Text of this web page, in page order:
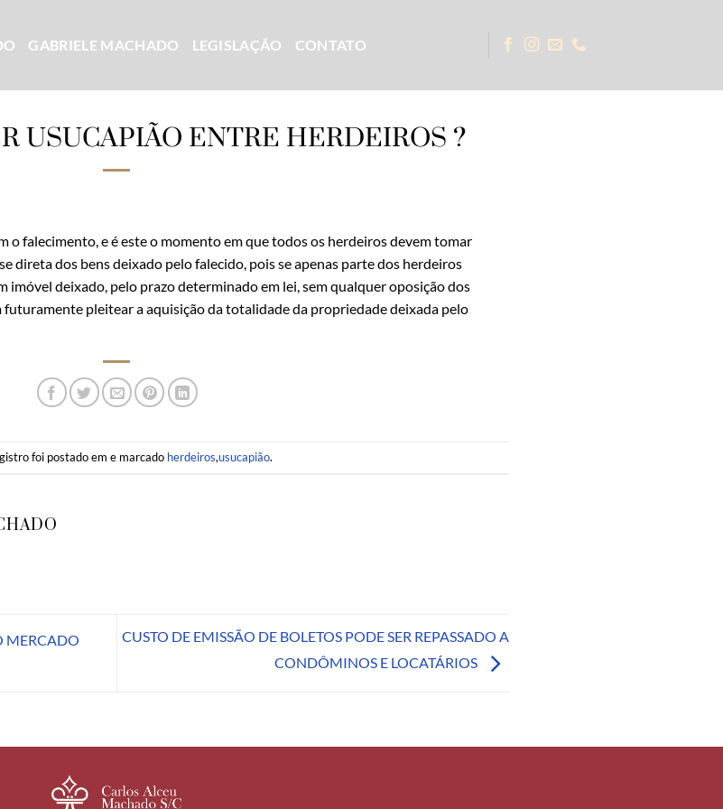
GABRIELE MACHADO LEGISLAÇÃO CONTATO
USUCAPIÃO ENTRE HERDEIROS ?
falecimento, e é este o momento em que todos os herdeiros devem tomar
direta dos bens deixado pelo falecido, pois se apenas parte dos herdeiros
imóvel deixado, pelo prazo determinado em lei, sem qualquer oposição dos
pleitear a aquisição da totalidade da propriedade deixada pelo
foi postado em e marcado herdeiros,usucapião.
MERCADO
CUSTO DE EMISSÃO DE BOLETOS PODE SER REPASSADO A
CONDÔMINOS E LOCATÁRIOS